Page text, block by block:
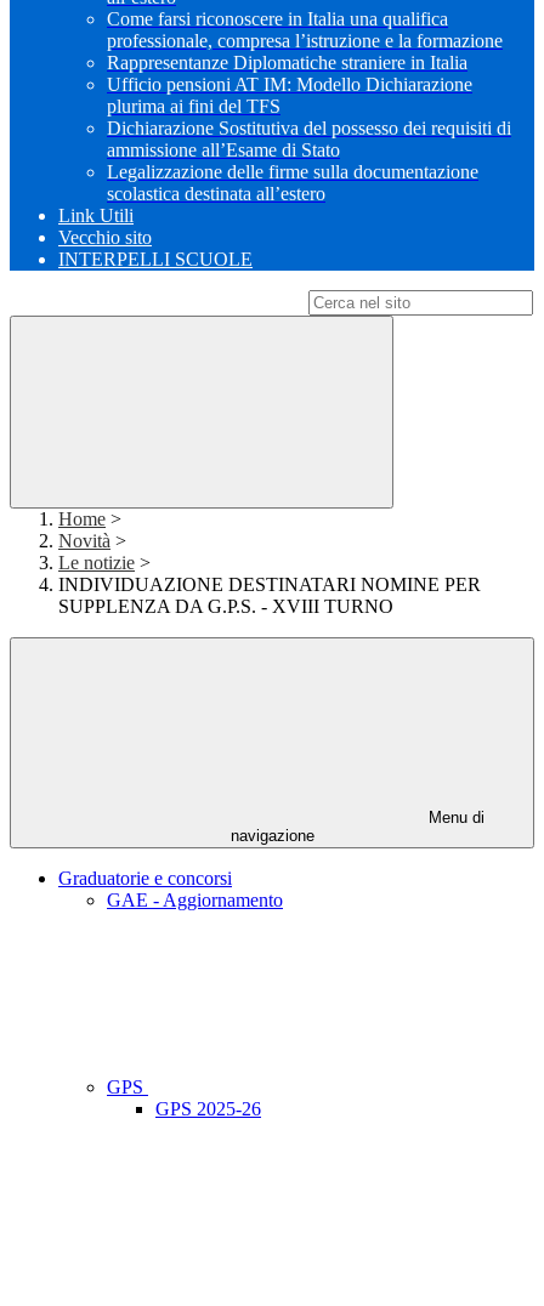
Come farsi riconoscere in Italia una qualifica
professionale, compresa l’istruzione e la formazione
Rappresentanze Diplomatiche straniere in Italia
Ufficio pensioni AT IM: Modello Dichiarazione
plurima ai fini del TFS
Dichiarazione Sostitutiva del possesso dei requisiti di
ammissione all’Esame di Stato
Legalizzazione delle firme sulla documentazione
scolastica destinata all’estero
Link Utili
Vecchio sito
INTERPELLI SCUOLE
Home >
Novità >
Le notizie >
INDIVIDUAZIONE DESTINATARI NOMINE PER
SUPPLENZA DA G.P.S. - XVIII TURNO
Menu di
navigazione
Graduatorie e concorsi
GAE - Aggiornamento
GPS
GPS 2025-26